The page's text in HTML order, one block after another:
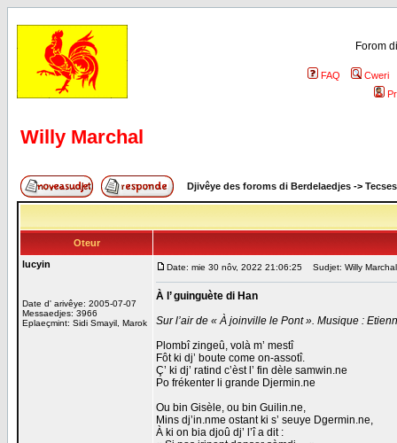
Forom
FAQ
Cweri
Willy Marchal
Djivêye des foroms di Berdelaedjes ->
Oteur
lucyin
Date d' arivêye: 2005-07-07
Messaedjes: 3966
Eplaeçmint: Sidi Smayil, Marok
Date: mie 30 nôv, 2022 21:06:25 Sudjet: Willy Marchal
À l’ guinguète di Han
Sur l’air de « À joinville le Pont ». Musique :
Plombî zingeû, volà m’ mestî
Fôt ki dj’ boute come on-assotî.
Ç’ ki dj’ ratind c’èst l’ fin dèle samwin.ne
Po frékenter li grande Djermin.ne
Ou bin Gisèle, ou bin Guilin.ne,
Mins dj’in.nme ostant ki s’ seuye Dgermin.ne,
À ki on bia djoû dj’ l’î a dit :